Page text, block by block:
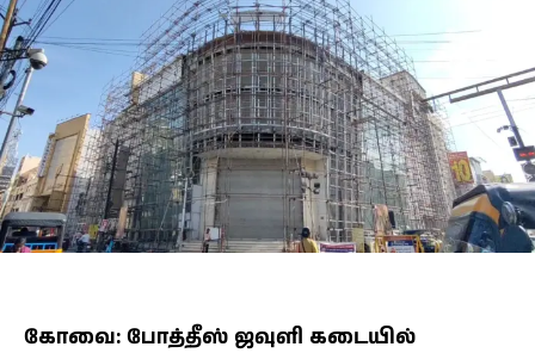
கோவை: போத்தீஸ் ஜவுளி கடையில்